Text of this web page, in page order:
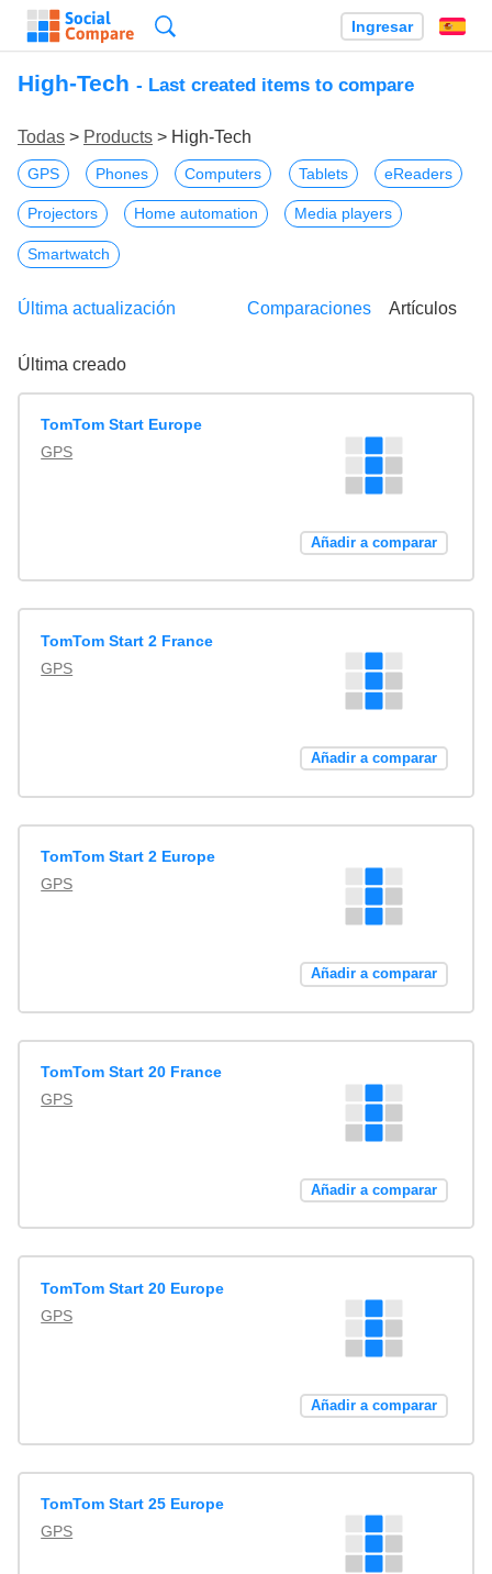
Ingresar
High-Tech - Last created items to compare
Todas > Products > High-Tech
GPS Phones Computers Tablets eReaders
Projectors Home automation Media players
Smartwatch
Última actualización
Última creado
Comparaciones Artículos
TomTom Start Europe
GPS
Añadir a comparar
TomTom Start 2 France
GPS
Añadir a comparar
TomTom Start 2 Europe
GPS
Añadir a comparar
TomTom Start 20 France
GPS
Añadir a comparar
TomTom Start 20 Europe
GPS
Añadir a comparar
TomTom Start 25 Europe
GPS